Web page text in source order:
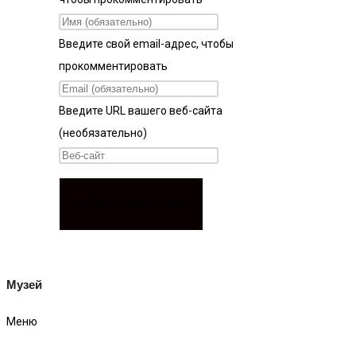
Введите свой email-адрес, чтобы
прокомментировать
Введите URL вашего веб-сайта
(необязательно)
Музей
Меню